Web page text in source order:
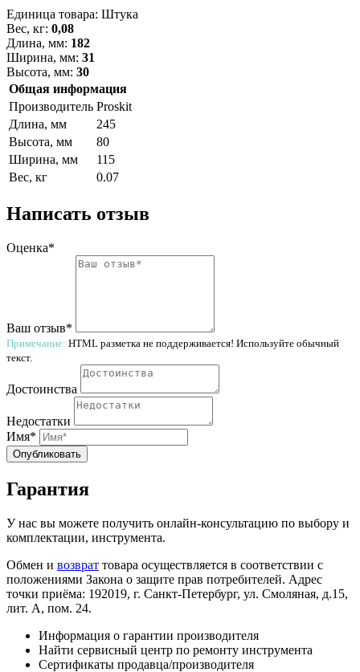
Единица товара: Штука
Вес, кг: 0,08
Длина, мм: 182
Ширина, мм: 31
Высота, мм: 30
Общая информация
Производитель Proskit
Длина, мм
245
Высота, мм
80
Ширина, мм
115
Вес, кг
0.07
Написать отзыв
Оценка*
Ваш отзыв*
Примечание: HTML разметка не поддерживается! Используйте обычный
текст.
Достоинства
Недостатки
Имя*
Опубликовать
Гарантия
У нас вы можете получить онлайн-консультацию по выбору и
комплектации, инструмента.
Обмен и возврат товара осуществляется в соответствии с
положениями Закона о защите прав потребителей. Адрес
точки приёма: 192019, г. Санкт-Петербург, ул. Смоляная, д.15,
лит. А, пом. 24.
Информация о гарантии производителя
Найти сервисный центр по ремонту инструмента
Сертификаты продавца/производителя